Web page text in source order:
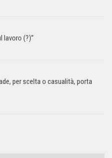
lavoro (?)”
per scelta o casualità, porta